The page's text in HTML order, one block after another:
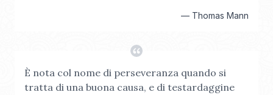
— Thomas Mann
È nota col nome di perseveranza quando si
tratta di una buona causa, e di testardaggine